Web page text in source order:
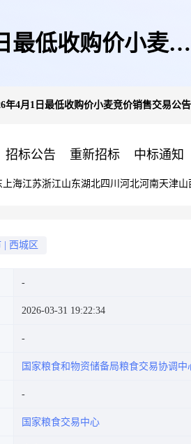
最低收购价小麦竞
年4月1日最低收购价小麦竞价销售交易公告
招标公告 重新招标 中标通知
上海江苏浙江山东湖北四川 河北河南天津山
西城区
2026-03-31 19:22:34
国家粮食和物资储备局粮食交易协调中
国家粮食交易中心